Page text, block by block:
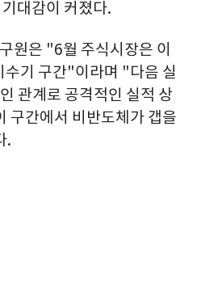
대감이 커졌다.
원은 "6월 주식시장은 이
수기 구간"이라며 "다음 실
관계로 공격적인 실적 상
구간에서 비반도체가 갭을
.